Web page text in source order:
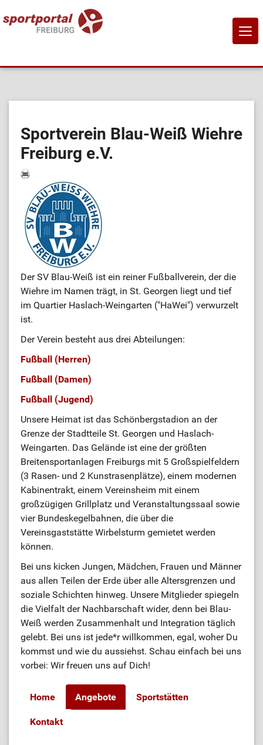
Sportanbietende
Sportstätten
Job-Börse
Kontakt
Sportverein Blau-Weiß Wiehre
Freiburg e.V.
Der SV Blau-Weiß ist ein reiner Fußballverein, der die
Wiehre im Namen trägt, in St. Georgen liegt und tief
im Quartier Haslach-Weingarten ("HaWei") verwurzelt
ist.
Der Verein besteht aus drei Abteilungen:
Fußball (Herren)
Fußball (Damen)
Fußball (Jugend)
Unsere Heimat ist das Schönbergstadion an der
Grenze der Stadtteile St. Georgen und Haslach-
Weingarten. Das Gelände ist eine der größten
Breitensportanlagen Freiburgs mit 5 Großspielfeldern
(3 Rasen- und 2 Kunstrasenplätze), einem modernen
Kabinentrakt, einem Vereinsheim mit einem
großzügigen Grillplatz und Veranstaltungssaal sowie
vier Bundeskegelbahnen, die über die
Vereinsgaststätte Wirbelsturm gemietet werden
können.
Bei uns kicken Jungen, Mädchen, Frauen und Männer
aus allen Teilen der Erde über alle Altersgrenzen und
soziale Schichten hinweg. Unsere Mitglieder spiegeln
die Vielfalt der Nachbarschaft wider, denn bei Blau-
Weiß werden Zusammenhalt und Integration täglich
gelebt. Bei uns ist jede*r willkommen, egal, woher Du
kommst und wie du aussiehst. Schau einfach bei uns
vorbei: Wir freuen uns auf Dich!
Home Angebote Sportstätten
Kontakt